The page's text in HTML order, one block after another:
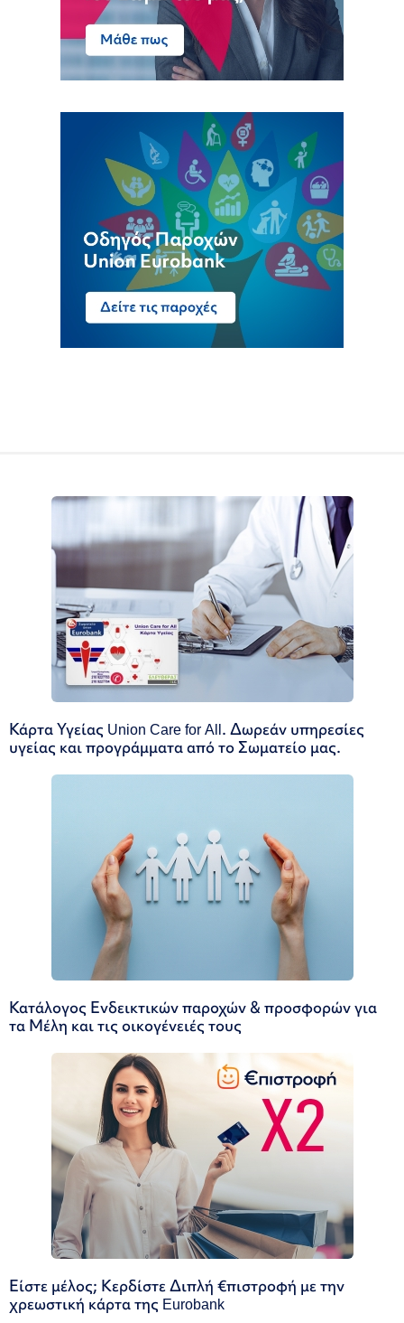
Κάρτα Υγείας Union Care for All. Δωρεάν υπηρεσίες
υγείας και προγράμματα από το Σωματείο μας.
Κατάλογος Ενδεικτικών παροχών & προσφορών για
τα Μέλη και τις οικογένειές τους
Είστε μέλος; Κερδίστε Διπλή €πιστροφή με την
χρεωστική κάρτα της Eurobank